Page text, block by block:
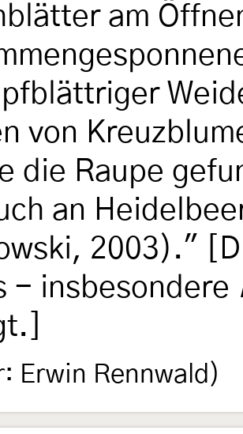
am
von
die Raupe
an
2003)."
- insbesondere
Erwin Rennwald)